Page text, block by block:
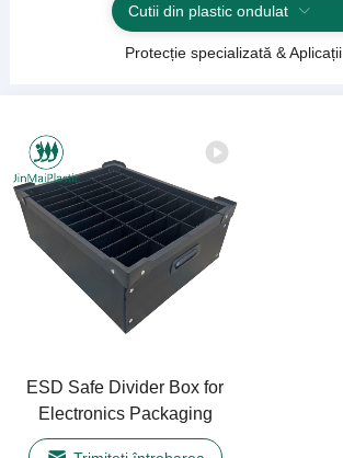
Cutii din plastic ondulat
Protecție specializată & Aplicații
ESD Safe Divider Box for
Electronics Packaging